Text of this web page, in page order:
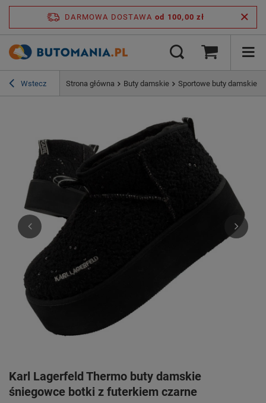
DARMOWA DOSTAWA od 100,00 zł
Wstecz Strona główna Buty damskie Sportowe buty damskie
Karl Lagerfeld Thermo buty damskie
śniegowce botki z futerkiem czarne